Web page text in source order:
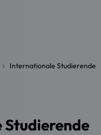
Internationale Studierende